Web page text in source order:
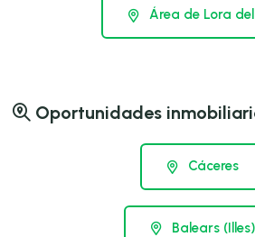
Área de Lora del
Oportunidades
Cáceres
Balears (Illes)